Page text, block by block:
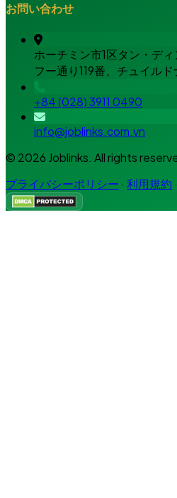
お問い合わせ
ホーチミン市1区タン・デ
フー通り119番、チュイルド
+84 (028) 3911 0490
info@joblinks.com.vn
© 2026 Joblinks. All rights
プライバシーポリシー · 利用規約 ·